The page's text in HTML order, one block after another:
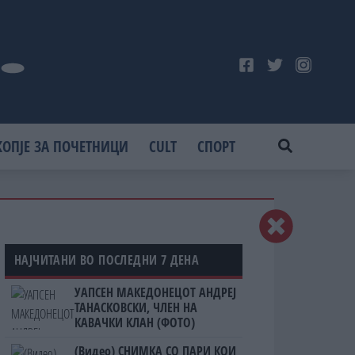
ЗА ПОЧЕТНИЦИ CULT СПОРТ
НАЈЧИТАНИ ВО ПОСЛЕДНИ 7 ДЕНА
УАПСЕН МАКЕДОНЕЦОТ АНДРЕЈ
ТАНАСКОВСКИ, ЧЛЕН НА
КАВАЧКИ КЛАН (ФОТО)
(Видео) СНИМКА СО ПАРИ КОИ